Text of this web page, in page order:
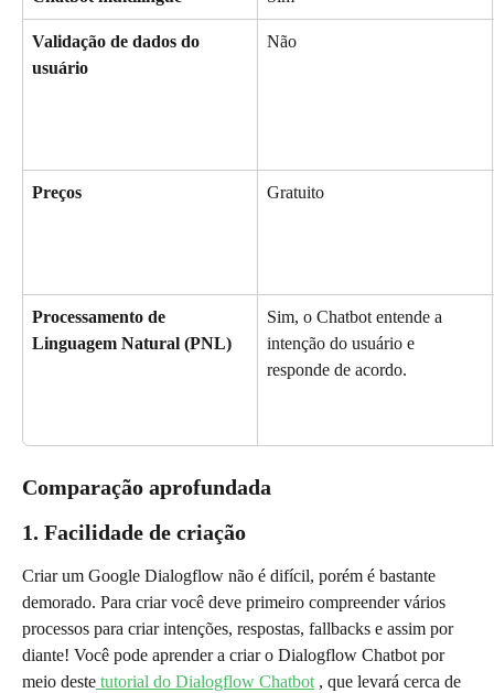
Validação de dados do
usuário
Não
Preços Gratuito
Processamento de
Linguagem Natural (PNL)
Sim, o Chatbot entende a
intenção do usuário e
responde de acordo.
Comparação aprofundada
1. Facilidade de criação
Criar um Google Dialogflow não é difícil, porém é bastante
demorado. Para criar você deve primeiro compreender vários
processos para criar intenções, respostas, fallbacks e assim por
diante! Você pode aprender a criar o Dialogflow Chatbot por
meio deste tutorial do Dialogflow Chatbot , que levará cerca de